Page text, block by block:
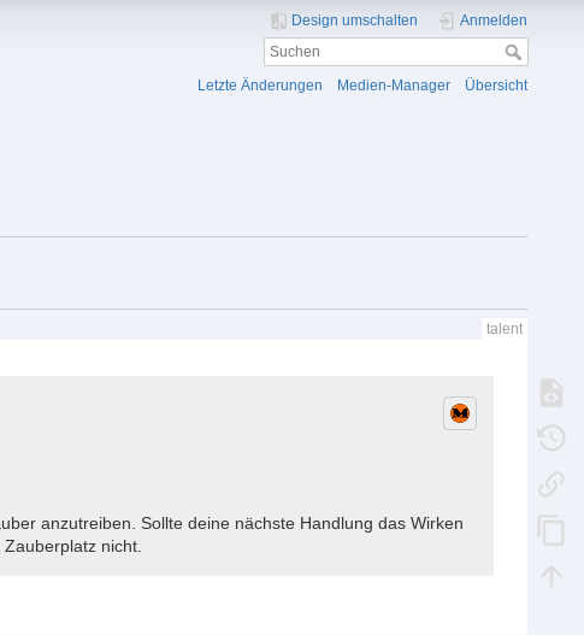
Design umschalten Anmelden
Letzte Änderungen Medien-Manager Übersicht
talent
anzutreiben. Sollte deine nächste Handlung das Wirken
nicht.